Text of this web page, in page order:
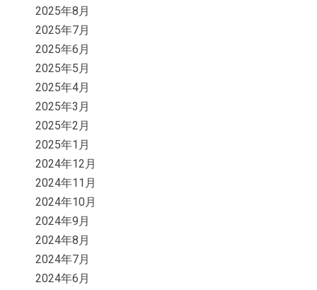
2025年8月
2025年7月
2025年6月
2025年5月
2025年4月
2025年3月
2025年2月
2025年1月
2024年12月
2024年11月
2024年10月
2024年9月
2024年8月
2024年7月
2024年6月